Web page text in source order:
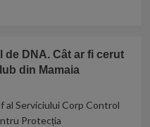
de DNA. Cât ar fi cerut
din Mamaia
al Serviciului Corp Control
Protecția